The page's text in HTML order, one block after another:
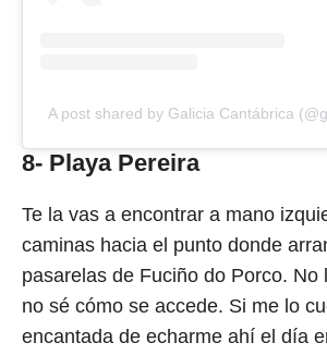
A post shared by Galicia Cantábrica
8- Playa Pereira
Te la vas a encontrar a mano
caminas hacia el punto donde
pasarelas de Fuciño do Porco. No
no sé cómo se accede. Si me lo
encantada de echarme ahí el día